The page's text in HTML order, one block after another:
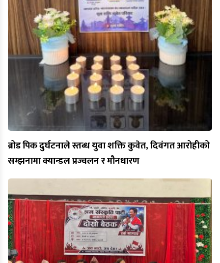
ब्रोड पिक दुर्घटनाले स्तब्ध युवा शक्ति कुवेत, दिवंगत आरोहीको
सम्झनामा क्यान्डल प्रज्वलन र मौनधारण